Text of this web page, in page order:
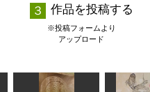
作品を投稿する
※投稿フォームより
アップロード